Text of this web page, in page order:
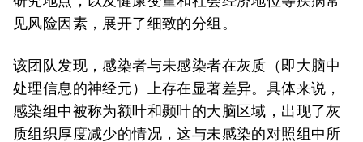
见风险因素，展开了细致的分组。
该团队发现，感染者与未感染者在灰质（即大脑中
处理信息的神经元）上存在显著差异。具体来说，
感染组中被称为额叶和颞叶的大脑区域，出现了灰
质组织厚度减少的情况，这与未感染的对照组中所